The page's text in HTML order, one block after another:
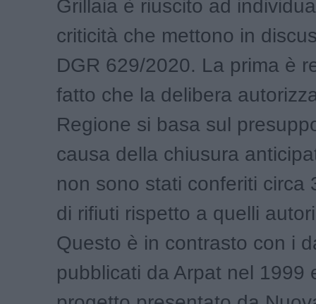
Grillaia è riuscito ad
criticità che mettono in
DGR 629/2020. La prima è
fatto che la delibera
Regione si basa sul
causa della chiusura
non sono stati conferiti circa
di rifiuti rispetto a quelli
Questo è in contrasto con i
pubblicati da Arpat nel 1999